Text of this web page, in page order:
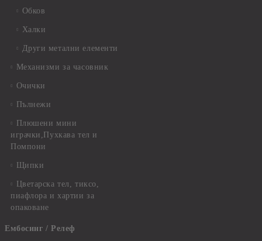
Обков
Халки
Други метални елементи
Механизми за часовник
Очички
Пълнежи
Плюшени мини
играчки,Пухкава тел и
Помпони
Щипки
Цветарска тел, тиксо,
пиафлора и хартии за
опаковане
Ембосинг / Релеф